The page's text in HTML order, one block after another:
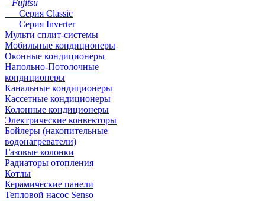
Fujitsu
Серия Classic
Серия Inverter
Мульти сплит-системы
Мобильные кондиционеры
Оконные кондиционеры
Напольно-Потолочные
кондиционеры
Канальные кондиционеры
Кассетные кондиционеры
Колонные кондиционеры
Электрические конвекторы
Бойлеры (накопительные
водонагреватели)
Газовые колонки
Радиаторы отопления
Котлы
Керамические панели
Тепловой насос Senso